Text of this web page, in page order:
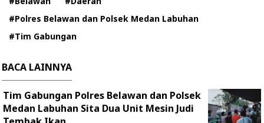
#Polres Belawan dan Polsek Medan Labuhan
#Tim Gabungan
BACA LAINNYA
Tim Gabungan Polres Belawan dan Polsek
Medan Labuhan Sita Dua Unit Mesin Judi